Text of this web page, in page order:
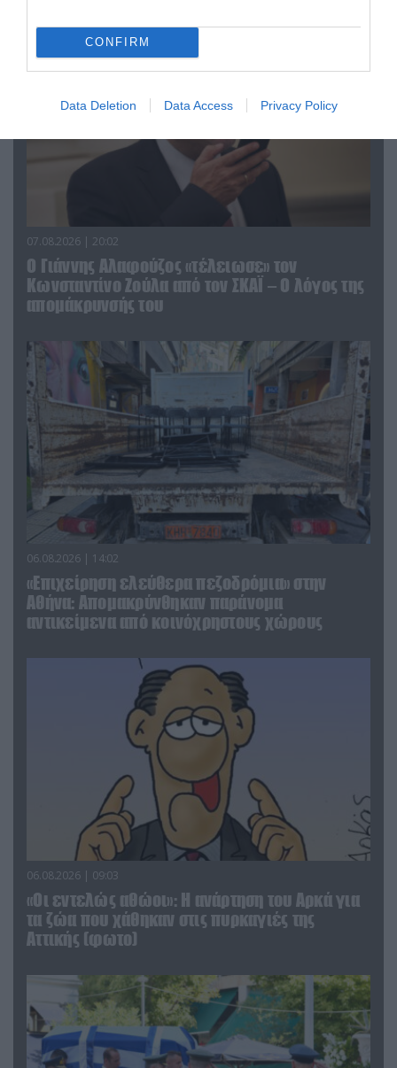
CONFIRM
Data Deletion Data Access Privacy Policy
07.08.2026 | 20:02
Ο Γιάννης Αλαφούζος «τέλειωσε» τον
Κωνσταντίνο Ζούλα από τον ΣΚΑΪ – Ο λόγος της
απομάκρυνσής του
06.08.2026 | 14:02
«Επιχείρηση ελεύθερα πεζοδρόμια» στην
Αθήνα: Απομακρύνθηκαν παράνομα
αντικείμενα από κοινόχρηστους χώρους
06.08.2026 | 09:03
«Οι εντελώς αθώοι»: Η ανάρτηση του Αρκά για
τα ζώα που χάθηκαν στις πυρκαγιές της
Αττικής (φωτο)